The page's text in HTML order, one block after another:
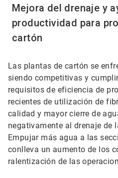
Mejora del drenaje y
productividad para
cartón
Las plantas de cartón se
siendo competitivas y
requisitos de eficiencia de
recientes de utilización de
calidad y mayor cierre de
negativamente al drenaje de
Empujar más agua a las
conlleva un aumento de los
ralentización de las